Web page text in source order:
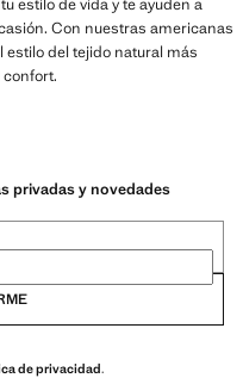
estilo de vida y te ayuden a
Con nuestras americanas
del tejido natural más
privadas y novedades
de privacidad.